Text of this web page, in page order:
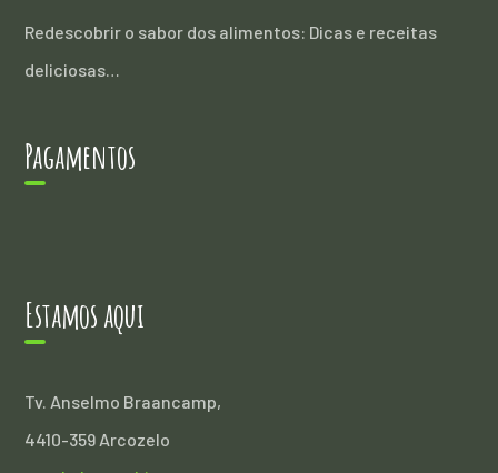
Redescobrir o sabor dos alimentos: Dicas e receitas
deliciosas…
Pagamentos
Estamos aqui
Tv. Anselmo Braancamp,
4410-359 Arcozelo